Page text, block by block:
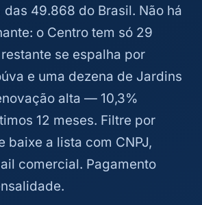
49.868 do Brasil. Não há
o Centro tem só 29
se espalha por
e uma dezena de Jardins
alta — 10,3%
12 meses. Filtre por
baixe a lista com CNPJ,
comercial. Pagamento